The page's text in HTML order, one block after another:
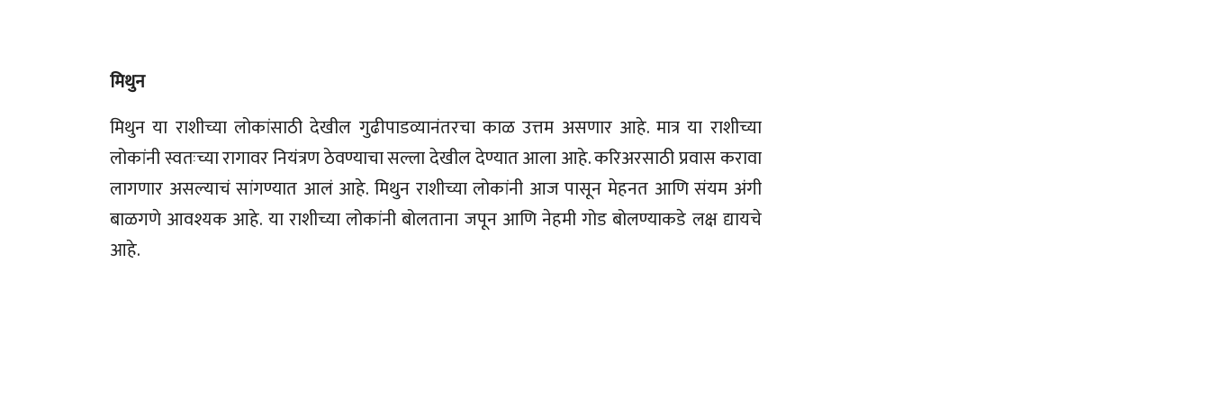
मिथुन
मिथुन या राशीच्या लोकांसाठी देखील गुढीपाडव्यानंतरचा काळ उत्तम असणार आहे. मात्र या राशीच्या
लोकांनी स्वतःच्या रागावर नियंत्रण ठेवण्याचा सल्ला देखील देण्यात आला आहे. करिअरसाठी प्रवास करावा
लागणार असल्याचं सांगण्यात आलं आहे. मिथुन राशीच्या लोकांनी आज पासून मेहनत आणि संयम अंगी
बाळगणे आवश्यक आहे. या राशीच्या लोकांनी बोलताना जपून आणि नेहमी गोड बोलण्याकडे लक्ष द्यायचे
आहे.